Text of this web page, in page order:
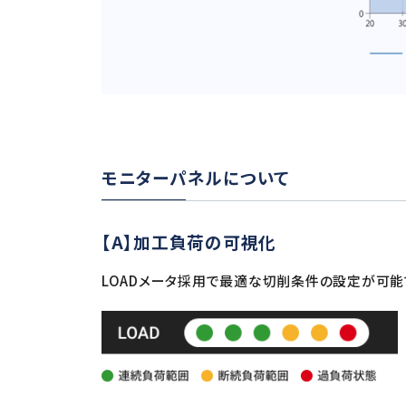
モニターパネルについて
【A】加工負荷の可視化
LOADメータ採用で最適な切削条件の設定が可能